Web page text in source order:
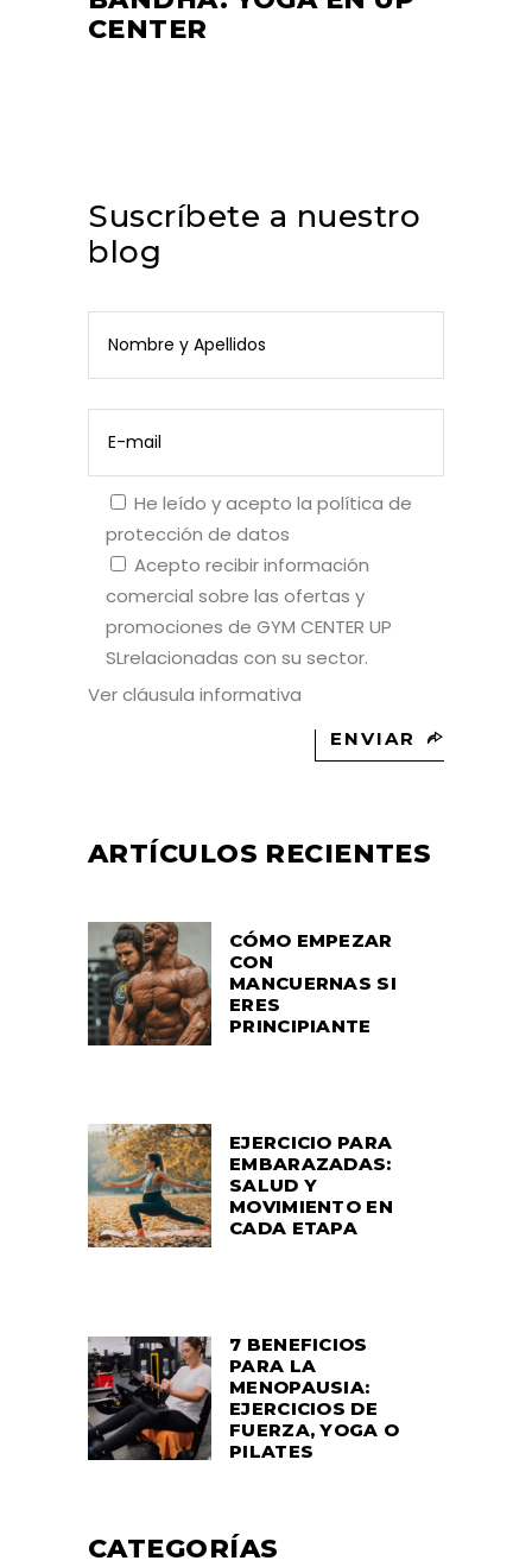
CENTER
Suscríbete a nuestro
blog
He leído y acepto la política de
protección de datos
Acepto recibir información
comercial sobre las ofertas y
promociones de GYM CENTER UP
SLrelacionadas con su sector.
Ver cláusula informativa
ENVIAR
ARTÍCULOS RECIENTES
CÓMO EMPEZAR
CON
MANCUERNAS SI
ERES
PRINCIPIANTE
EJERCICIO PARA
EMBARAZADAS:
SALUD Y
MOVIMIENTO EN
CADA ETAPA
7 BENEFICIOS
PARA LA
MENOPAUSIA:
EJERCICIOS DE
FUERZA, YOGA O
PILATES
CATEGORÍAS